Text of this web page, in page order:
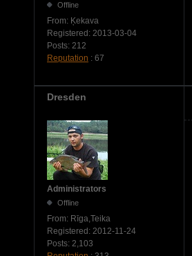
Offline
From: Ķekava
Registered: 2013-03-04
Posts: 212
Reputation : 67
Dresden
Administrators
Offline
From: Rīga,Teika
Registered: 2012-11-24
Posts: 2,103